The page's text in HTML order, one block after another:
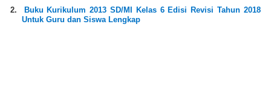
2.
Buku Kurikulum 2013 SD/MI Kelas 6 Edisi Revisi Tahun 2018
Untuk Guru dan Siswa Lengkap